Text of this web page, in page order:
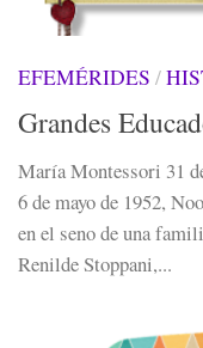
EFEMÉRIDES /
Grandes
María Montessori 31
6 de mayo de 1952,
en el seno de una
Renilde Stoppani,...